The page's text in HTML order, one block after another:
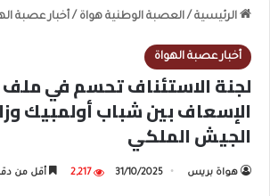
الرئيسية / العصبة الوطنية هواة / أخبار عصبة
أخبار عصبة الهواة
لجنة الاستئناف تحسم في
الإسعاف بين شباب أولمبيك
الجيش الملكي
هواة بريس 31/10/2025
2,217 أقل من